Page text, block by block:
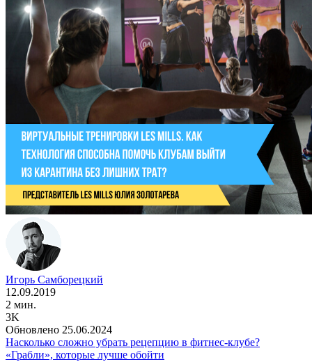
Игорь Самборецкий
12.09.2019
2 мин.
3K
Обновлено 25.06.2024
Насколько сложно убрать рецепцию в фитнес-клубе?
«Грабли», которые лучше обойти